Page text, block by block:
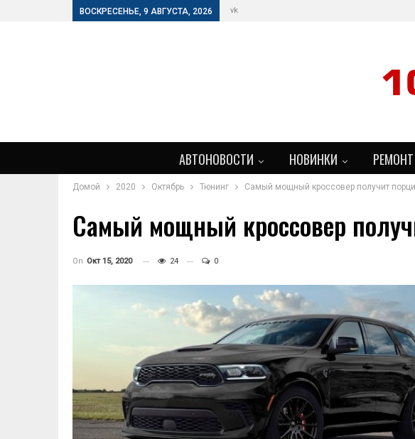
ВОСКРЕСЕНЬЕ, 9 АВГУСТА, 2026 vk
АВТОНОВОСТИ НОВИНКИ
Домой 2020 Октябрь Тюнинг Самый мощный кроссовер получит
Самый мощный кроссовер
On Окт 15, 2020 24 0